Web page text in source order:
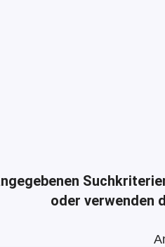
oder verwenden